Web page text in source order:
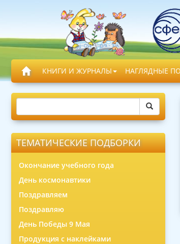
КНИГИ И ЖУРНАЛЫ НАГЛЯДНЫЕ
ТЕМАТИЧЕСКИЕ ПОДБОРКИ
Окончание учебного года
День космонавтики
Поздравляем
Поздравляю
День Победы 9 Мая
Продукция с наклейками